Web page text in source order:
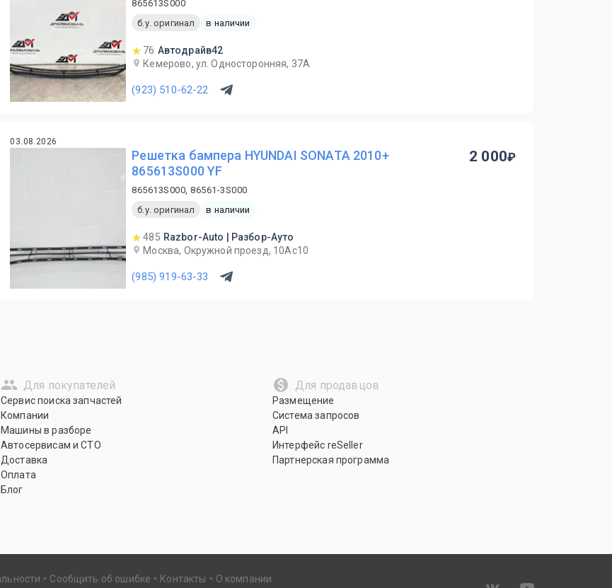
865613S000
б.у. оригинал
в наличии
76 Автодрайв42
Кемерово, ул. Односторонняя, 37А
(923) 510-62-22
03.08.2026
Решетка бампера HYUNDAI SONATA 2010+
865613S000 YF
865613S000, 86561-3S000
б.у. оригинал
в наличии
485 Razbor-Auto | Разбор-Ауто
Москва, Окружной проезд, 10Ас10
(985) 919-63-33
2 000
Для покупателей
Сервис поиска запчастей
Компании
Машины в разборе
Автосервисам и СТО
Доставка
Оплата
Блог
Для продавцов
Размещение
Система запросов
API
Интерфейс reSeller
Партнерская программа
Сообщить об ошибке Контакты О компании